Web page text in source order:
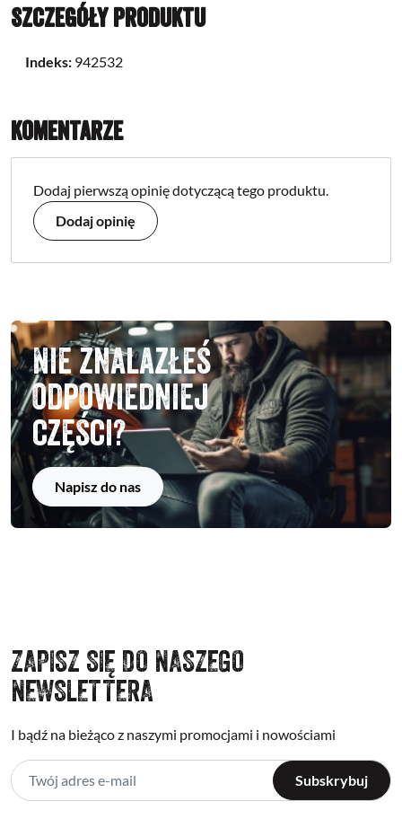
Szczegóły produktu
Indeks: 942532
Komentarze
Dodaj pierwszą opinię dotyczącą tego produktu.
Dodaj opinię
Nie znalazłeś
odpowiedniej
części?
Napisz do nas
ZAPISZ SIĘ DO NASZEGO
NEWSLETTERA
I bądź na bieżąco z naszymi promocjami i nowościami